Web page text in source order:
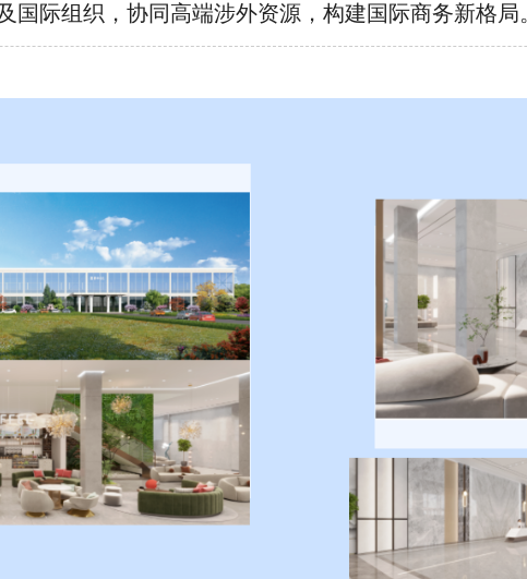
国际组织，协同高端涉外资源，构建国际商务新格局